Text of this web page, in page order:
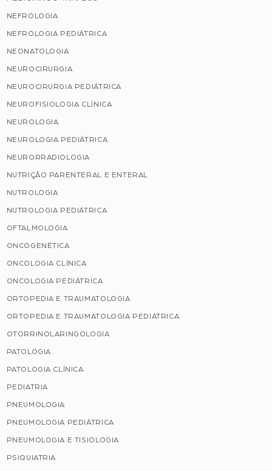
NEFROLOGIA
NEFROLOGIA PEDIÁTRICA
NEONATOLOGIA
NEUROCIRURGIA
NEUROCIRURGIA PEDIÁTRICA
NEUROFISIOLOGIA CLÍNICA
NEUROLOGIA
NEUROLOGIA PEDIÁTRICA
NEURORRADIOLOGIA
NUTRIÇÃO PARENTERAL E ENTERAL
NUTROLOGIA
NUTROLOGIA PEDIÁTRICA
OFTALMOLOGIA
ONCOGENÉTICA
ONCOLOGIA CLÍNICA
ONCOLOGIA PEDIÁTRICA
ORTOPEDIA E TRAUMATOLOGIA
ORTOPEDIA E TRAUMATOLOGIA PEDIÁTRICA
OTORRINOLARINGOLOGIA
PATOLOGIA
PATOLOGIA CLÍNICA
PEDIATRIA
PNEUMOLOGIA
PNEUMOLOGIA PEDIÁTRICA
PNEUMOLOGIA E TISIOLOGIA
PSIQUIATRIA